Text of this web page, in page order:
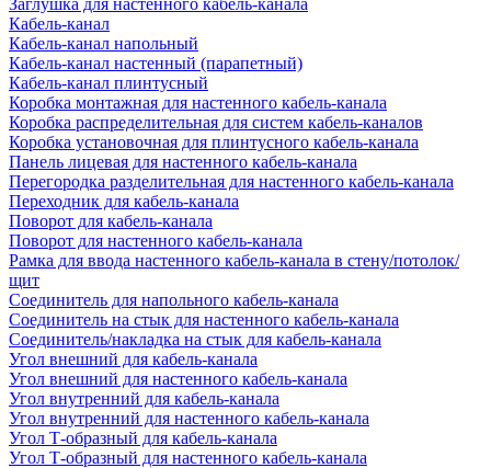
Заглушка для настенного кабель-канала
Кабель-канал
Кабель-канал напольный
Кабель-канал настенный (парапетный)
Кабель-канал плинтусный
Коробка монтажная для настенного кабель-канала
Коробка распределительная для систем кабель-каналов
Коробка установочная для плинтусного кабель-канала
Панель лицевая для настенного кабель-канала
Перегородка разделительная для настенного кабель-канала
Переходник для кабель-канала
Поворот для кабель-канала
Поворот для настенного кабель-канала
Рамка для ввода настенного кабель-канала в стену/потолок/
щит
Соединитель для напольного кабель-канала
Соединитель на стык для настенного кабель-канала
Соединитель/накладка на стык для кабель-канала
Угол внешний для кабель-канала
Угол внешний для настенного кабель-канала
Угол внутренний для кабель-канала
Угол внутренний для настенного кабель-канала
Угол Т-образный для кабель-канала
Угол Т-образный для настенного кабель-канала